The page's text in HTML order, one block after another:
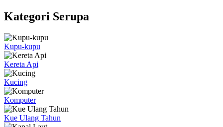
Kategori Serupa
Kupu-kupu
Kereta Api
Kucing
Komputer
Kue Ulang Tahun